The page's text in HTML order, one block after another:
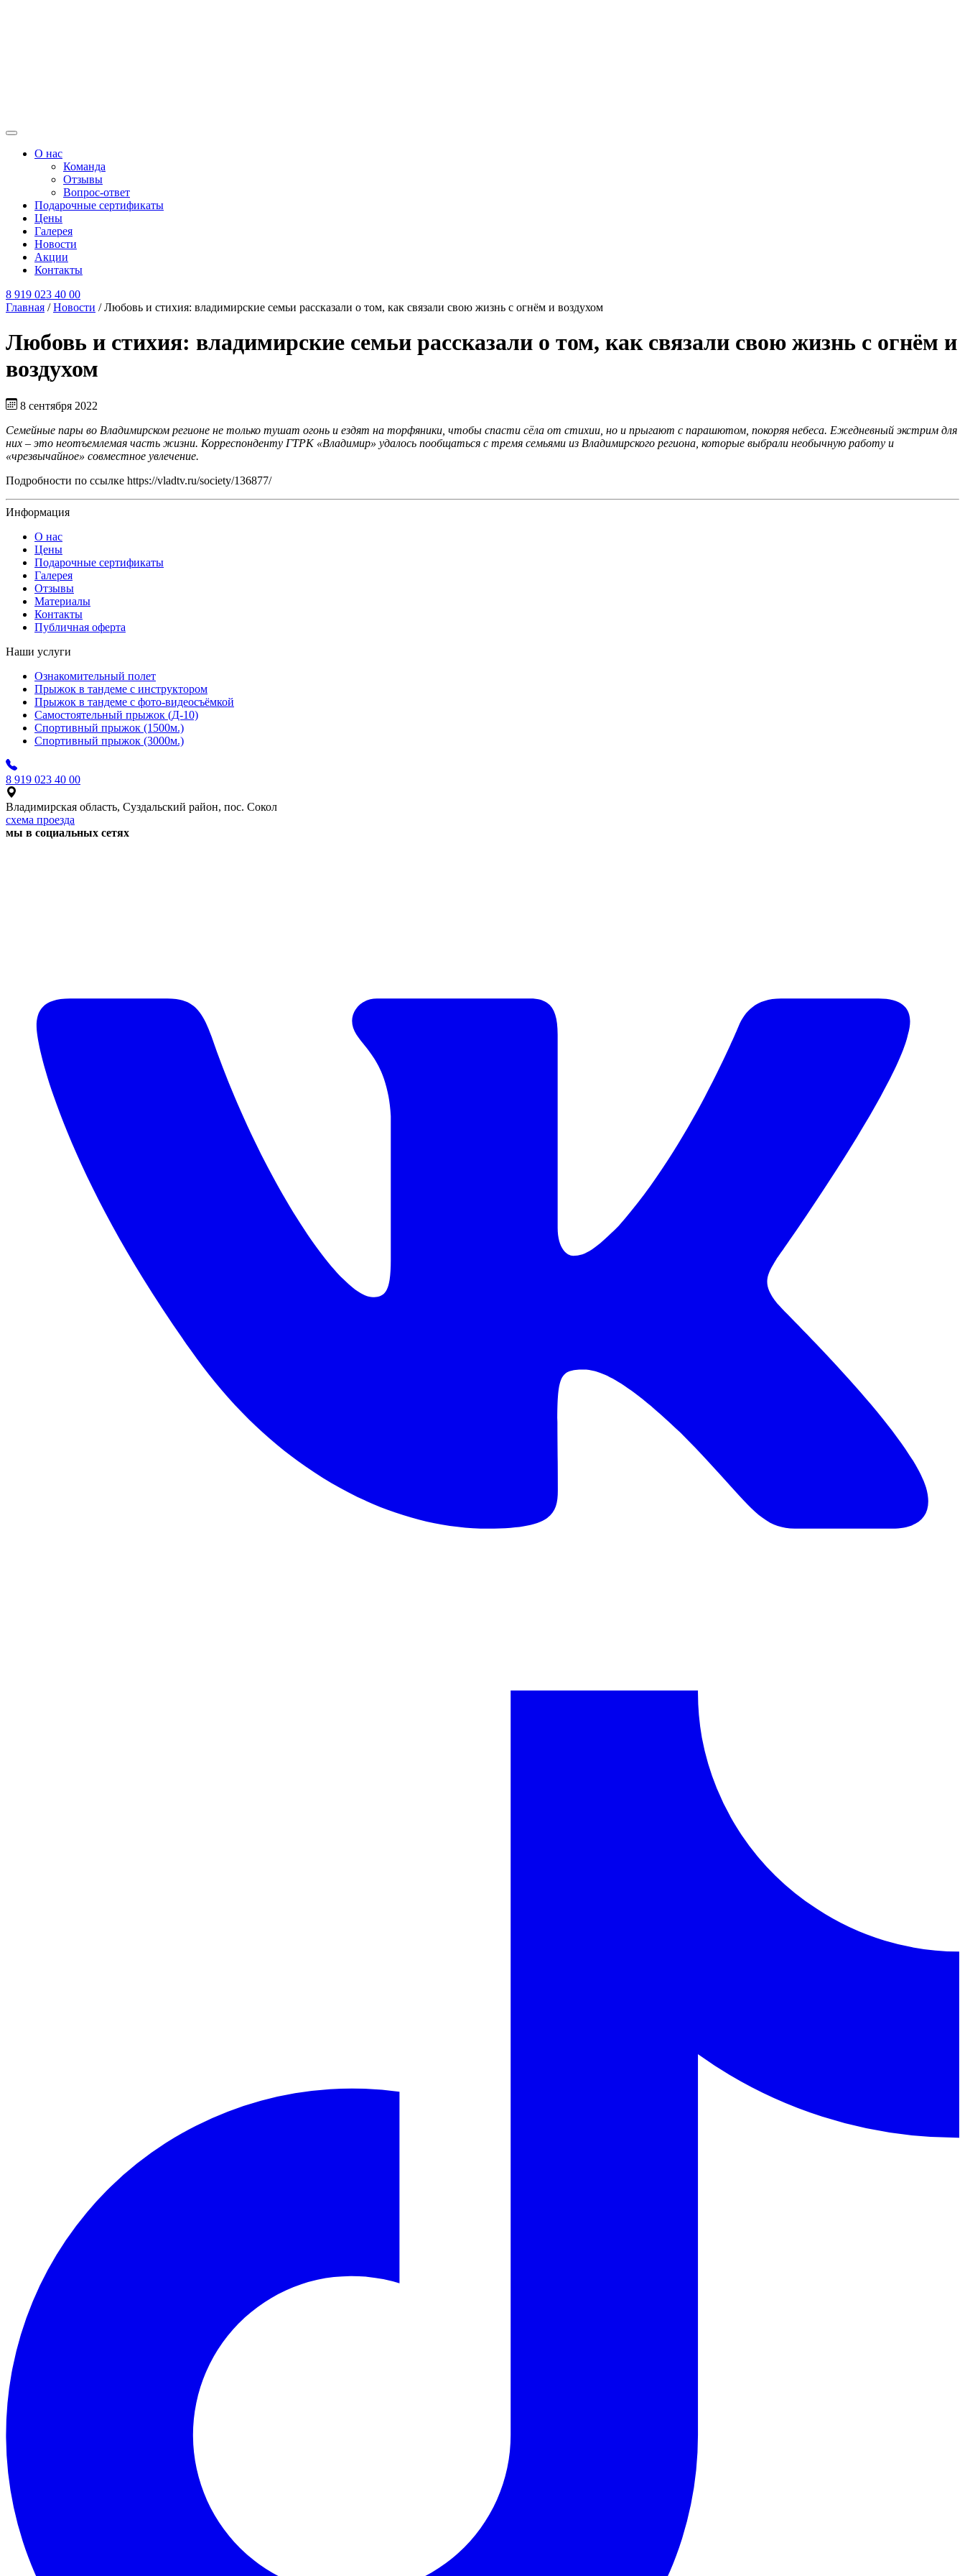
О нас
Команда
Отзывы
Вопрос-ответ
Подарочные сертификаты
Цены
Галерея
Новости
Акции
Контакты
8 919 023 40 00
Главная /Новости /Любовь и стихия: владимирские семьи рассказали о том, как связали свою жизнь с огнём и воздухом
Любовь и стихия: владимирские семьи рассказали о том, как связали свою жизнь с огнём и
воздухом
8 сентября 2022
Семейные пары во Владимирском регионе не только тушат огонь и ездят на торфяники, чтобы спасти сёла от стихии, но и прыгают с парашютом, покоряя небеса. Ежедневный экстрим для
них – это неотъемлемая часть жизни. Корреспонденту ГТРК «Владимир» удалось пообщаться с тремя семьями из Владимирского региона, которые выбрали необычную работу и
«чрезвычайное» совместное увлечение.
Подробности по ссылке https://vladtv.ru/society/136877/
Информация
О нас
Цены
Подарочные сертификаты
Галерея
Отзывы
Материалы
Контакты
Публичная оферта
Наши услуги
Ознакомительный полет
Прыжок в тандеме с инструктором
Прыжок в тандеме с фото-видеосъёмкой
Самостоятельный прыжок (Д-10)
Спортивный прыжок (1500м.)
Спортивный прыжок (3000м.)
8 919 023 40 00
Владимирская область, Суздальский район, пос. Сокол
схема проезда
мы в социальных сетях